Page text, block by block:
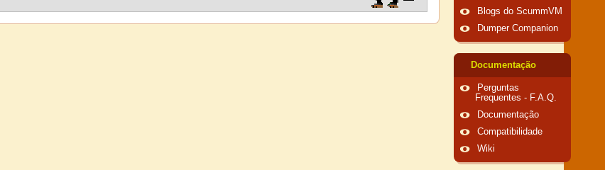
Blogs do ScummVM
Dumper Companion
Documentação
Perguntas
Frequentes - F.A.Q.
Documentação
Compatibilidade
Wiki